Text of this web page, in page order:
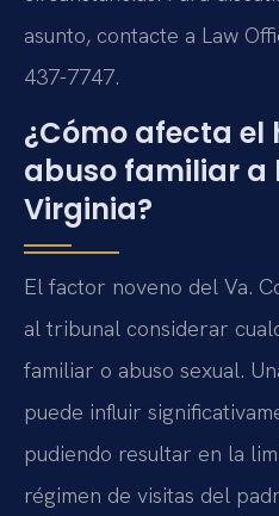
asunto, contacte a Law
437-7747.
¿Cómo afecta el
abuso familiar a
Virginia?
El factor noveno del Va.
al tribunal considerar
familiar o abuso sexual.
puede influir
pudiendo resultar en la
régimen de visitas del